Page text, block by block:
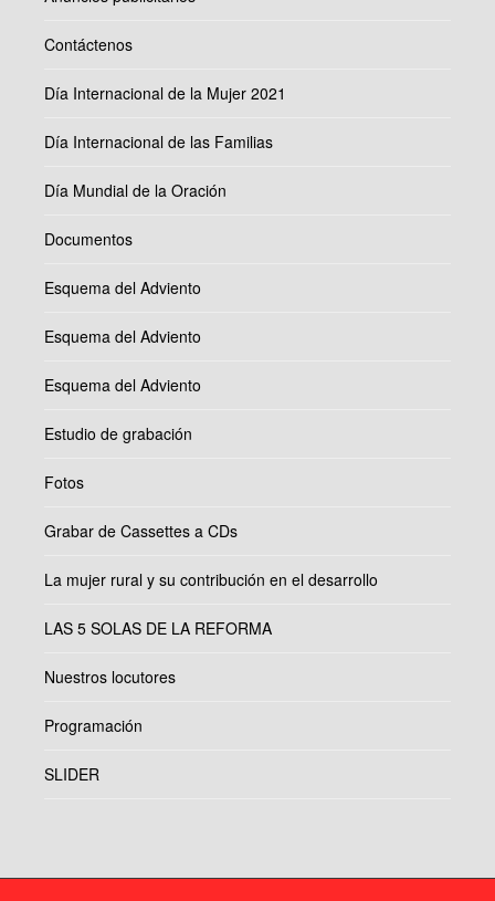
Contáctenos
Día Internacional de la Mujer 2021
Día Internacional de las Familias
Día Mundial de la Oración
Documentos
Esquema del Adviento
Esquema del Adviento
Esquema del Adviento
Estudio de grabación
Fotos
Grabar de Cassettes a CDs
La mujer rural y su contribución en el desarrollo
LAS 5 SOLAS DE LA REFORMA
Nuestros locutores
Programación
SLIDER